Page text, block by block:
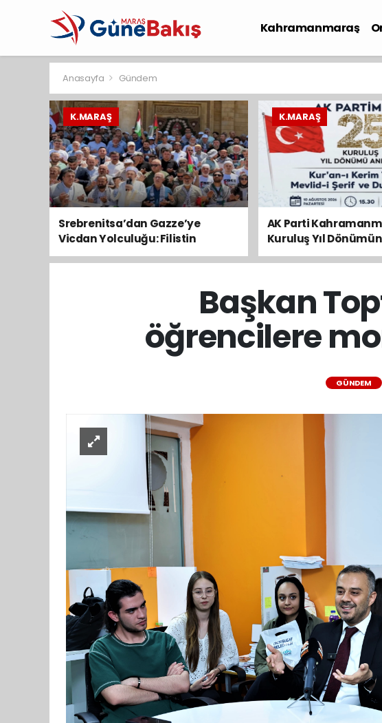
Kahramanmaraş
Anasayfa Gündem
K.MARAŞ
Srebrenitsa’dan Gazze’ye
Vicdan Yolculuğu: Filistin
Konvoyu Kahramanmaraş’tan
K.MARAŞ
AK Parti
Kuruluş Yıl
Anacak
Başkan
öğrencilere
GÜNDEM